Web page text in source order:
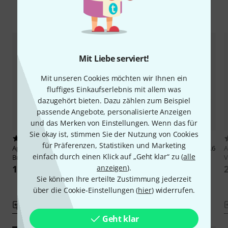
Mit Liebe serviert!
Mit unseren Cookies möchten wir Ihnen ein
fluffiges Einkaufserlebnis mit allem was
dazugehört bieten. Dazu zählen zum Beispiel
passende Angebote, personalisierte Anzeigen
und das Merken von Einstellungen. Wenn das für
Sie okay ist, stimmen Sie der Nutzung von Cookies
für Präferenzen, Statistiken und Marketing
einfach durch einen Klick auf „Geht klar“ zu (alle
anzeigen).
Sie können Ihre erteilte Zustimmung jederzeit
über die Cookie-Einstellungen (hier) widerrufen.
Geht klar
Alternativen vergleichen
1
Ape Labs
ApeLight Maxi V1
Bracket
16 €
1
Ape LabsBattery Pack Ni-MH 9.6
V
25 €
UVP: 33 €
-24%
V